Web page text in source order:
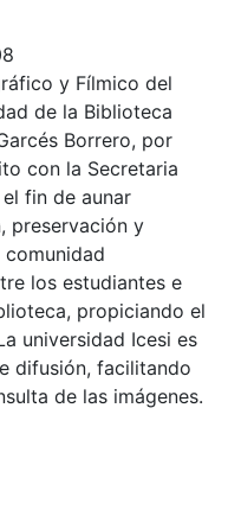
y Fílmico del
de la Biblioteca
Borrero, por
con la Secretaria
fin de aunar
preservación y
los estudiantes e
propiciando el
universidad Icesi es
difusión, facilitando
de las imágenes.